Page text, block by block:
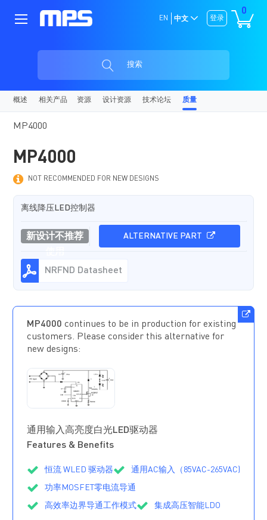
0
登录
EN 中文
搜索
概述 相关产品 资源 设计资源 技术论坛 质量
MP4000
MP4000
NOT RECOMMENDED FOR NEW DESIGNS
离线降压LED控制器
新设计不推荐
使用
ALTERNATIVE PART
NRFND Datasheet
MP4000 continues to be in production for existing
customers. Please consider this alternative for
new designs:
通用输入高亮度白光LED驱动器
Features & Benefits
恒流 WLED 驱动器 通用AC输入（85VAC-265VAC)
功率MOSFET零电流导通
高效率边界导通工作模式 集成高压智能LDO